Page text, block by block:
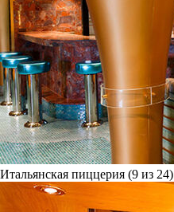
Итальянская пиццерия (9 из 24)